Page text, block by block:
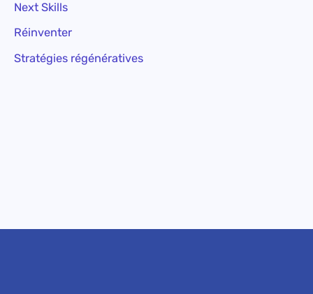
Next Skills
Réinventer
Stratégies régénératives